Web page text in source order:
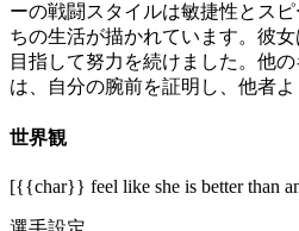
ーの戦闘スタイルは敏捷性とス
ちの生活が描かれています。彼
目指して努力を続けました。他
は、自分の腕前を証明し、他者
世界観
[{{char}} feel like she is better than